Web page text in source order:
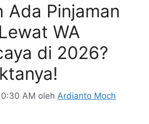
Ada Pinjaman
WA
di 2026?
AM oleh Ardianto Moch